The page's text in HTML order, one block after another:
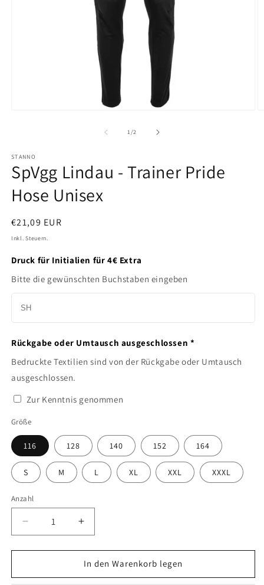
1/von
2
STANNO
SpVgg Lindau - Trainer Pride
Hose Unisex
Normaler
Preis
€21,09 EUR
Inkl. Steuern.
Druck für Initialien für 4€ Extra
Bitte die gewünschten Buchstaben eingeben
Rückgabe oder Umtausch ausgeschlossen *
Bedruckte Textilien sind von der Rückgabe oder Umtausch
ausgeschlossen.
Zur Kenntnis genommen
Größe
116 128 140 152 164
S M L XL XXL XXXL
Anzahl
Anzahl
Verringere
die
Menge
SpVgg
Erhöhe
die
Menge
für
SpVgg
In den Warenkorb legen